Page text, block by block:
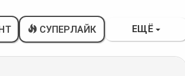
СУПЕРЛАЙК ЕЩЁ